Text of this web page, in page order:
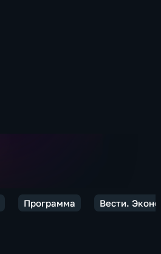
Программа Вести.